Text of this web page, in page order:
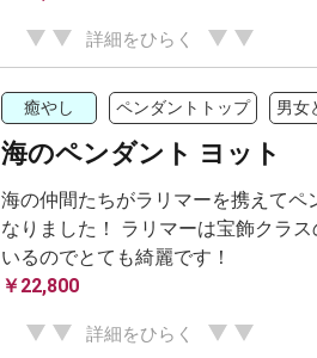
詳細をひらく
癒やし ペンダントトップ 男女
海のペンダント ヨット
海の仲間たちがラリマーを携えてペ
なりました！ ラリマーは宝飾クラ
いるのでとても綺麗です！
￥22,800
詳細をひらく